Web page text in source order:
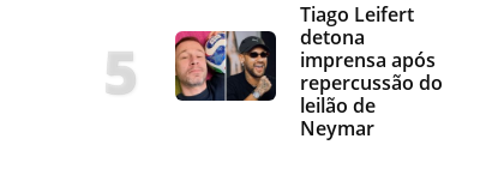
Tiago Leifert
detona
imprensa após
repercussão do
leilão de
Neymar